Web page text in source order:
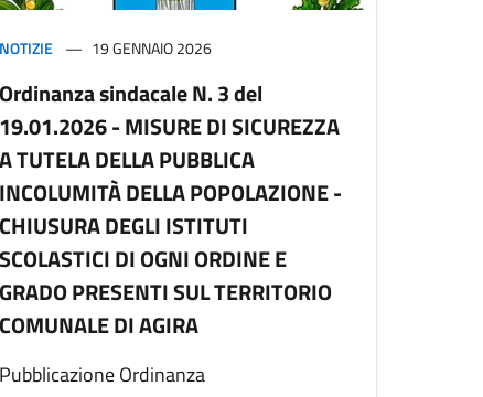
NOTIZIE 19 GENNAIO 2026
Ordinanza sindacale N. 3 del
19.01.2026 - MISURE DI SICUREZZA
A TUTELA DELLA PUBBLICA
INCOLUMITÀ DELLA POPOLAZIONE -
CHIUSURA DEGLI ISTITUTI
SCOLASTICI DI OGNI ORDINE E
GRADO PRESENTI SUL TERRITORIO
COMUNALE DI AGIRA
Pubblicazione Ordinanza